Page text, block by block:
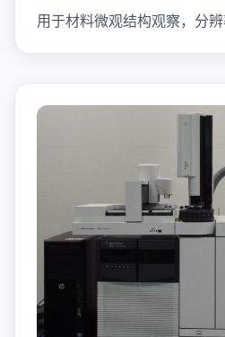
用于材料微观结构观察，分